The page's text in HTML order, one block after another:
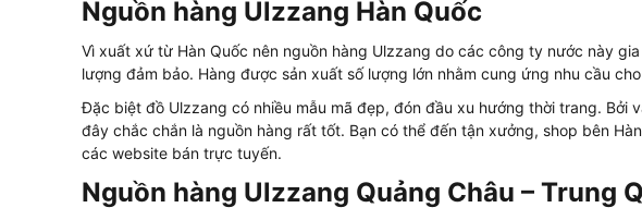
Nguồn hàng Ulzzang Hàn Quốc
Vì xuất xứ từ Hàn Quốc nên nguồn hàng Ulzzang do các công ty nước này
lượng đảm bảo. Hàng được sản xuất số lượng lớn nhằm cung ứng nhu cầu
Đặc biệt đồ Ulzzang có nhiều mẫu mã đẹp, đón đầu xu hướng thời trang. Bởi
đây chắc chắn là nguồn hàng rất tốt. Bạn có thể đến tận xưởng, shop bên
các website bán trực tuyến.
Nguồn hàng Ulzzang Quảng Châu – Trung